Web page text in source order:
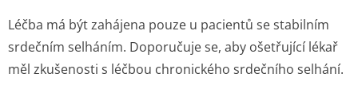
Léčba má být zahájena pouze u pacientů se stabilním
srdečním selháním. Doporučuje se, aby ošetřující lékař
měl zkušenosti s léčbou chronického srdečního selhání.